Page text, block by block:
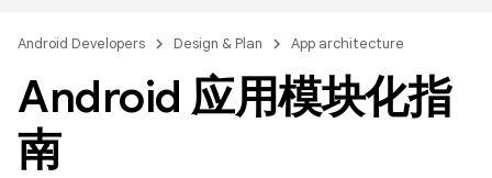
Android Developers Design & Plan App architecture
Android 应用模块化指
南